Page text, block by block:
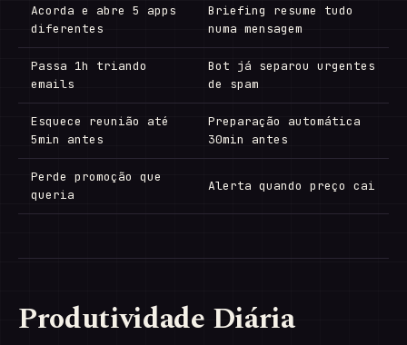
Acorda e abre 5 apps
diferentes
Briefing resume tudo
numa mensagem
Passa 1h triando
emails
Bot já separou urgentes
de spam
Esquece reunião até
5min antes
Preparação automática
30min antes
Perde promoção que
queria
Alerta quando preço cai
Produtividade Diária